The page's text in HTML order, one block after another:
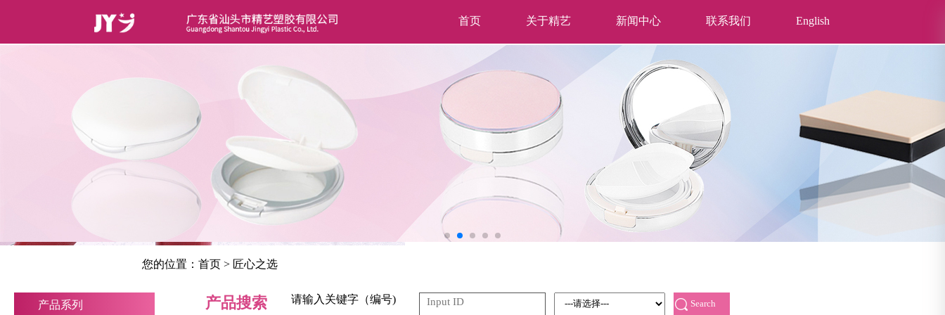
首页 关于精艺 新闻中心 联系我们 English
您的位置： 首页> 匠心之选
产品系列 产品搜索 请输入关键字（编号)